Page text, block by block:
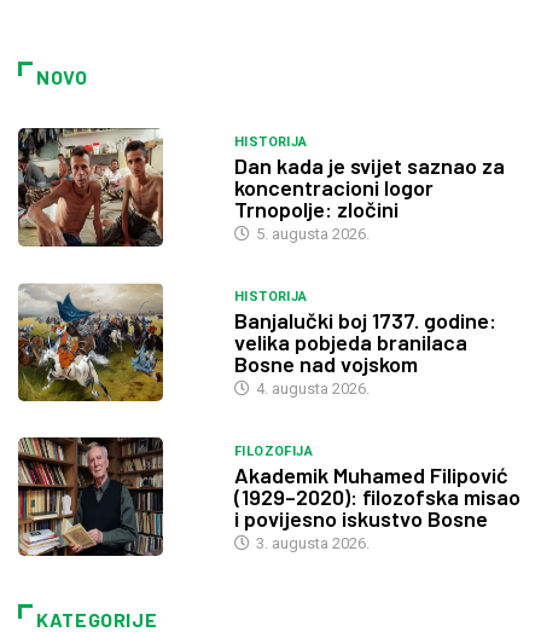
NOVO
HISTORIJA
Dan kada je svijet saznao za
koncentracioni logor
Trnopolje: zločini
5. augusta 2026.
HISTORIJA
Banjalučki boj 1737. godine:
velika pobjeda branilaca
Bosne nad vojskom
4. augusta 2026.
FILOZOFIJA
Akademik Muhamed Filipović
(1929–2020): filozofska misao
i povijesno iskustvo Bosne
3. augusta 2026.
KATEGORIJE